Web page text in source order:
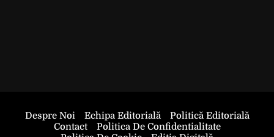
Despre Noi Echipa Editorială
Politică Editorială
Contact
Politica De Confidentialitate